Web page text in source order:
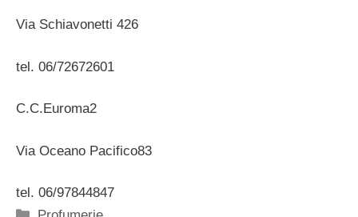
Via Schiavonetti 426
tel. 06/72672601
C.C.Euroma2
Via Oceano Pacifico83
tel. 06/97844847
Categorie